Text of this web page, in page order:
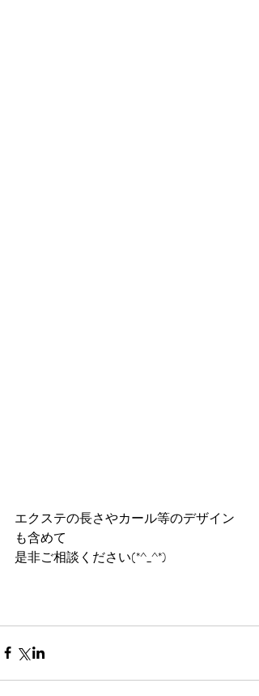
エクステの長さやカール等のデザイン
も含めて
是非ご相談ください(*^_^*)